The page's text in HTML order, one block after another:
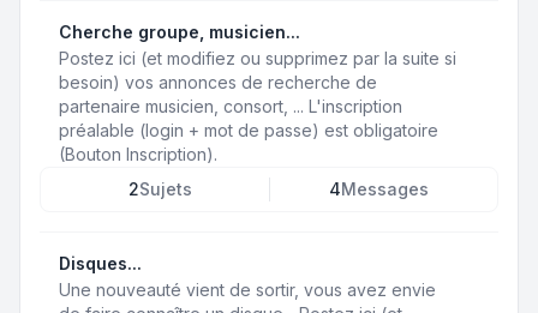
Cherche groupe, musicien...
Postez ici (et modifiez ou supprimez par la suite si
besoin) vos annonces de recherche de
partenaire musicien, consort, ... L'inscription
préalable (login + mot de passe) est obligatoire
(Bouton Inscription).
2Sujets 4Messages
Disques...
Une nouveauté vient de sortir, vous avez envie